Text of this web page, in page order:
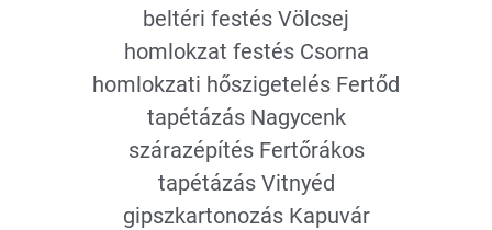
beltéri festés Völcsej
homlokzat festés Csorna
homlokzati hőszigetelés Fertőd
tapétázás Nagycenk
szárazépítés Fertőrákos
tapétázás Vitnyéd
gipszkartonozás Kapuvár